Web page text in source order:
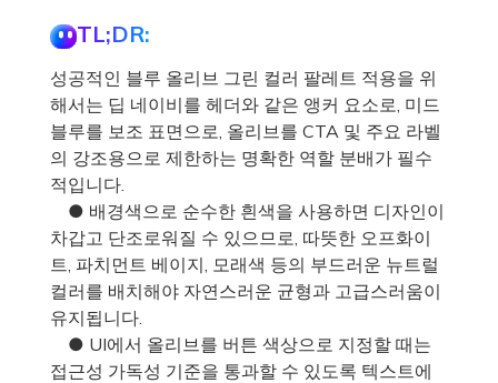
TL;DR:
성공적인 블루 올리브 그린 컬러 팔레트 적용을 위
해서는 딥 네이비를 헤더와 같은 앵커 요소로, 미드
블루를 보조 표면으로, 올리브를 CTA 및 주요 라벨
의 강조용으로 제한하는 명확한 역할 분배가 필수
적입니다.
● 배경색으로 순수한 흰색을 사용하면 디자인이
차갑고 단조로워질 수 있으므로, 따뜻한 오프화이
트, 파치먼트 베이지, 모래색 등의 부드러운 뉴트럴
컬러를 배치해야 자연스러운 균형과 고급스러움이
유지됩니다.
● UI에서 올리브를 버튼 색상으로 지정할 때는
접근성 가독성 기준을 통과할 수 있도록 텍스트에